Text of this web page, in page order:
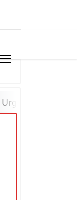
Urgencias